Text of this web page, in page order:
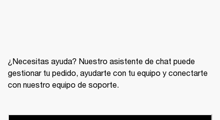
¿Necesitas ayuda? Nuestro asistente de chat puede
gestionar tu pedido, ayudarte con tu equipo y conectarte
con nuestro equipo de soporte.